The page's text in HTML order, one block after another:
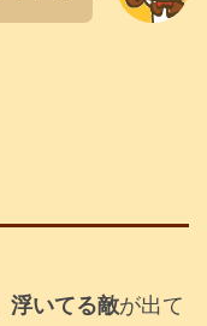
浮いてる敵が出て